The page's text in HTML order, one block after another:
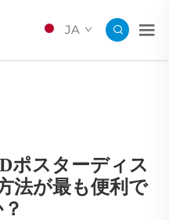
JA
ポスターディス
法が最も便利で